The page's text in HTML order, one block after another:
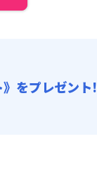
をプレゼント!